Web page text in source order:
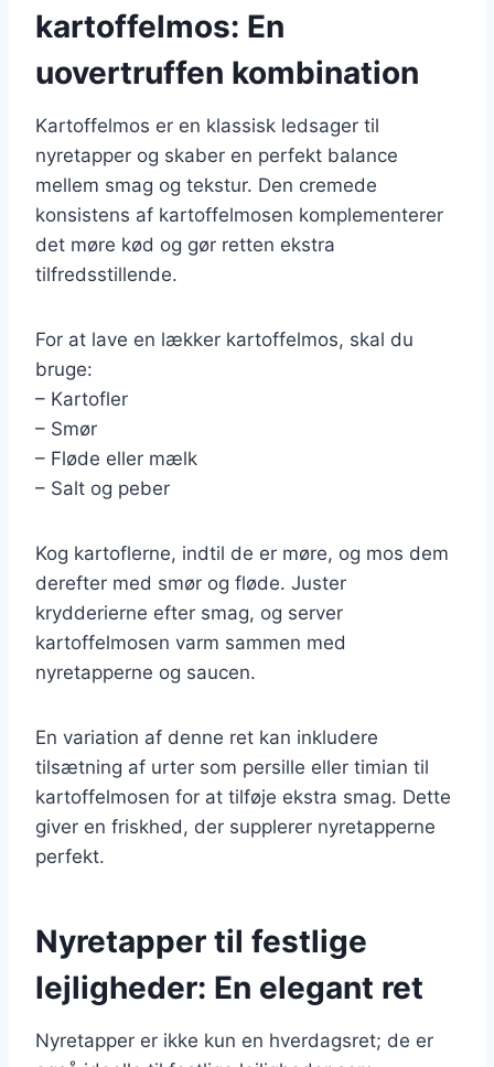
kartoffelmos: En
uovertruffen kombination
Kartoffelmos er en klassisk ledsager til
nyretapper og skaber en perfekt balance
mellem smag og tekstur. Den cremede
konsistens af kartoffelmosen komplementerer
det møre kød og gør retten ekstra
tilfredsstillende.
For at lave en lækker kartoffelmos, skal du
bruge:
– Kartofler
– Smør
– Fløde eller mælk
– Salt og peber
Kog kartoflerne, indtil de er møre, og mos dem
derefter med smør og fløde. Juster
krydderierne efter smag, og server
kartoffelmosen varm sammen med
nyretapperne og saucen.
En variation af denne ret kan inkludere
tilsætning af urter som persille eller timian til
kartoffelmosen for at tilføje ekstra smag. Dette
giver en friskhed, der supplerer nyretapperne
perfekt.
Nyretapper til festlige
lejligheder: En elegant ret
Nyretapper er ikke kun en hverdagsret; de er